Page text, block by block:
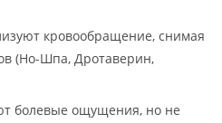
кровообращение, снимая
(Но-Шпа, Дротаверин,
болевые ощущения, но не